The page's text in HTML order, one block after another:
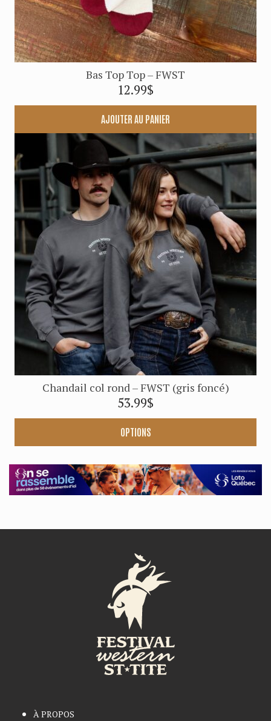
Bas Top Top – FWST
12.99$
AJOUTER AU PANIER
Chandail col rond – FWST (gris foncé)
53.99$
OPTIONS
produit
a
plusieurs
variations.
Les
options
peuvent
choisies
page
produit
À PROPOS